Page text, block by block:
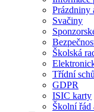
Prázdniny
Svačiny
Školská
Třídní
GDPR
ISIC karty
Školní řád